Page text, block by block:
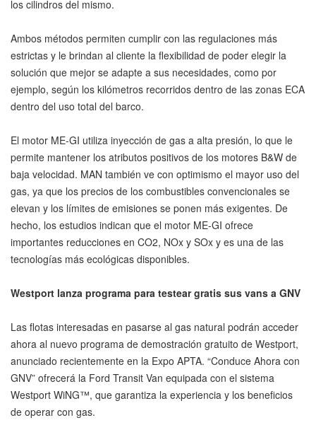
los cilindros del mismo.
Ambos métodos permiten cumplir con las regulaciones más
estrictas y le brindan al cliente la flexibilidad de poder elegir la
solución que mejor se adapte a sus necesidades, como por
ejemplo, según los kilómetros recorridos dentro de las zonas ECA
dentro del uso total del barco.
El motor ME-GI utiliza inyección de gas a alta presión, lo que le
permite mantener los atributos positivos de los motores B&W de
baja velocidad. MAN también ve con optimismo el mayor uso del
gas, ya que los precios de los combustibles convencionales se
elevan y los límites de emisiones se ponen más exigentes. De
hecho, los estudios indican que el motor ME-GI ofrece
importantes reducciones en CO2, NOx y SOx y es una de las
tecnologías más ecológicas disponibles.
Westport lanza programa para testear gratis sus vans a GNV
Las flotas interesadas en pasarse al gas natural podrán acceder
ahora al nuevo programa de demostración gratuito de Westport,
anunciado recientemente en la Expo APTA. “Conduce Ahora con
GNV” ofrecerá la Ford Transit Van equipada con el sistema
Westport WiNG™, que garantiza la experiencia y los beneficios
de operar con gas.